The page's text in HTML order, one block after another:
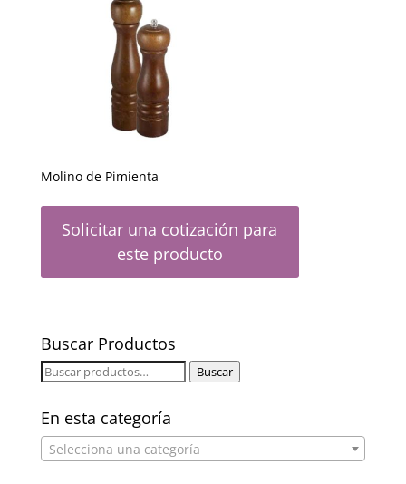
Molino de Pimienta
Solicitar una cotización para
este producto
Buscar Productos
Buscar
Buscar
En esta categoría
Selecciona una categoría